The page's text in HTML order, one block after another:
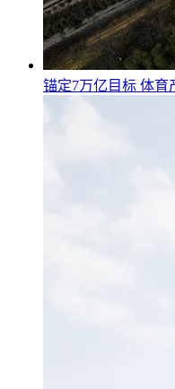
锚定7万亿目标 体育